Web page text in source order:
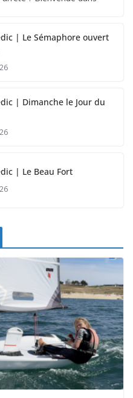
| Le Sémaphore ouvert
| Dimanche le Jour du
| Le Beau Fort